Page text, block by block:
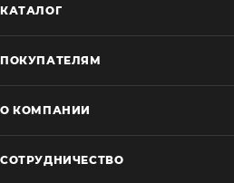
КАТАЛОГ
ПОКУПАТЕЛЯМ
О КОМПАНИИ
СОТРУДНИЧЕСТВО